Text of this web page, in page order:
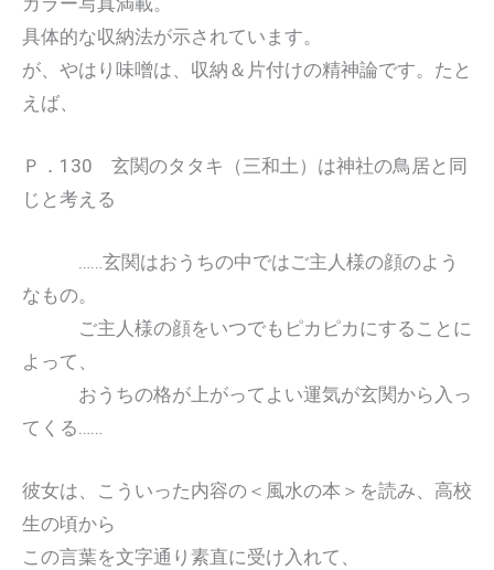
具体的な収納法が示されています。
が、やはり味噌は、収納＆片付けの精神論です。たと
えば、
Ｐ．130 玄関のタタキ（三和土）は神社の鳥居と同
じと考える
……玄関はおうちの中ではご主人様の顔のよう
なもの。
ご主人様の顔をいつでもピカピカにすることに
よって、
おうちの格が上がってよい運気が玄関から入っ
てくる……
彼女は、こういった内容の＜風水の本＞を読み、高校
生の頃から
この言葉を文字通り素直に受け入れて、